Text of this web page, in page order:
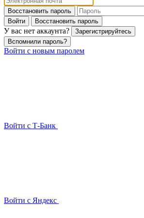
Восстановить пароль
Войти
Восстановить пароль
У вас нет аккаунта?
Зарегистрируйтесь
Вспомнили пароль?
Войти с новым паролем
Войти с Т-Банк
Войти с Яндекс